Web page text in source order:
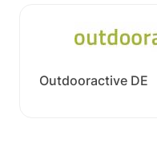
Outdooractive DE